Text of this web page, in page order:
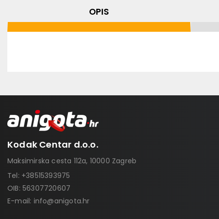
OPIS
Kodak Centar d.o.o.
Maksimirska cesta 112a, 10000 Zagreb
Tel: +38515393975
OIB: 56307720607
E-mail: info@anigota.hr